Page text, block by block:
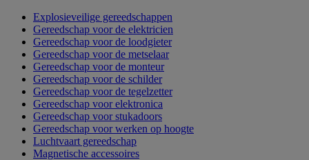
Explosieveilige gereedschappen
Gereedschap voor de elektricien
Gereedschap voor de loodgieter
Gereedschap voor de metselaar
Gereedschap voor de monteur
Gereedschap voor de schilder
Gereedschap voor de tegelzetter
Gereedschap voor elektronica
Gereedschap voor stukadoors
Gereedschap voor werken op hoogte
Luchtvaart gereedschap
Magnetische accessoires